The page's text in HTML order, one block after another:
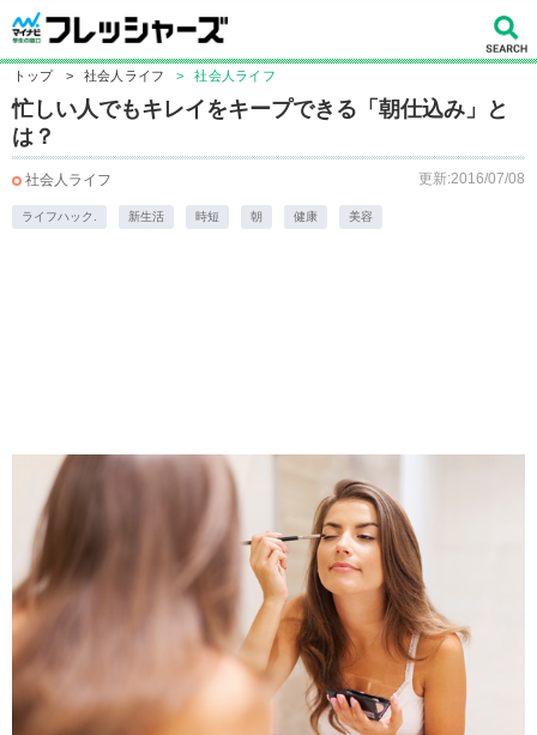
トップ > 社会人ライフ > 社会人ライフ
忙しい人でもキレイをキープできる「朝仕込み」と
は？
社会人ライフ 更新:2016/07/08
ライフハック. 新生活 時短 朝 健康 美容